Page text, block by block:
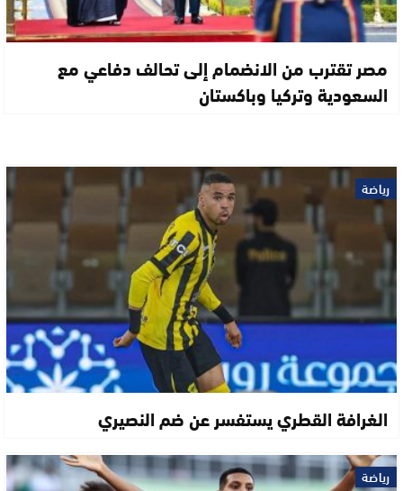
مصر تقترب من الانضمام إلى تحالف دفاعي مع
السعودية وتركيا وباكستان
رياضة
الغرافة القطري يستفسر عن ضم النصيري
رياضة